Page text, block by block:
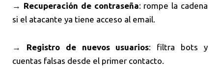
→ Recuperación de contraseña: rompe la cadena
si el atacante ya tiene acceso al email.
→ Registro de nuevos usuarios: filtra bots y
cuentas falsas desde el primer contacto.